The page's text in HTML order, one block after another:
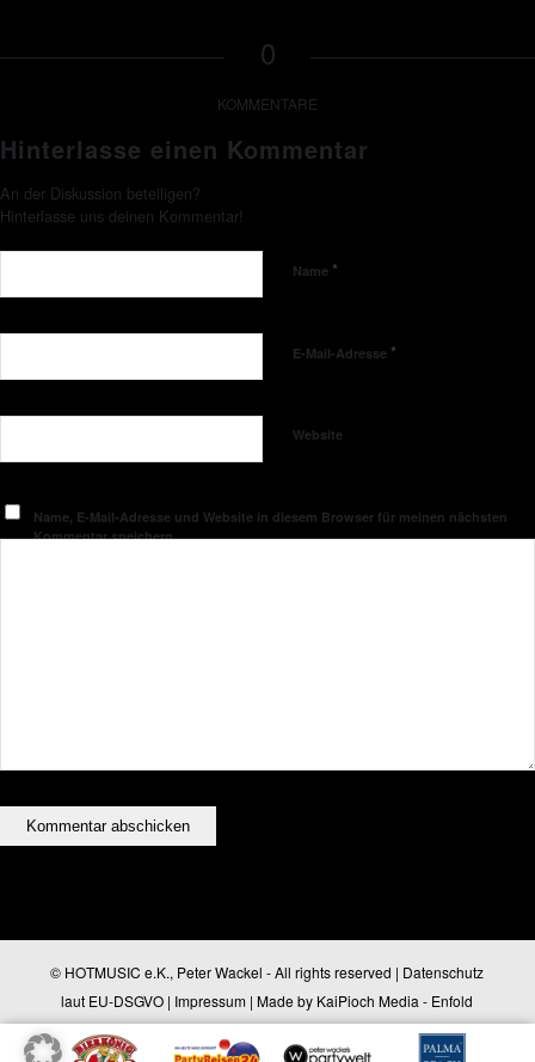
0
KOMMENTARE
Hinterlasse einen Kommentar
An der Diskussion beteiligen?
Hinterlasse uns deinen Kommentar!
Name *
E-Mail-Adresse *
Website
Name, E-Mail-Adresse und Website in diesem Browser für meinen nächsten
Kommentar speichern.
© HOTMUSIC e.K., Peter Wackel - All rights reserved | Datenschutz
laut EU-DSGVO | Impressum | Made by KaiPioch Media- Enfold
WordPress Theme by Kriesi